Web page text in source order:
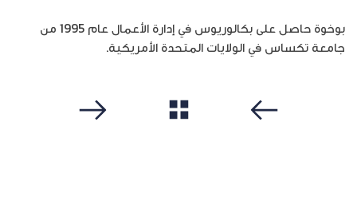
بوخوة حاصل على بكالوريوس في إدارة الأعمال عام 1995 من
جامعة تكساس في الولايات المتحدة الأمريكية.